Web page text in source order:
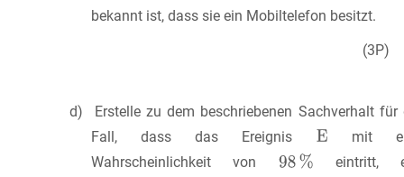
bekannt ist, dass sie ein Mobiltelefon besitzt.
(3P)
d) Erstelle zu dem beschriebenen Sachverhalt für
Fall, dass das Ereignis
mit
Wahrscheinlichkeit von
eintritt,